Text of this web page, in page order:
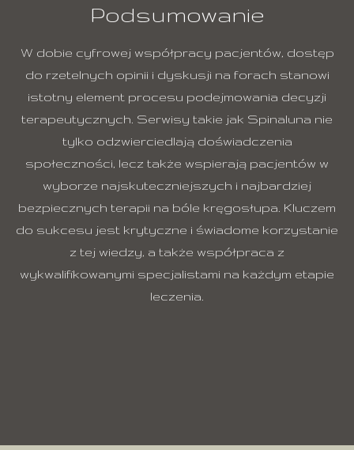
Podsumowanie
W dobie cyfrowej współpracy pacjentów, dostęp
do rzetelnych opinii i dyskusji na forach stanowi
istotny element procesu podejmowania decyzji
terapeutycznych. Serwisy takie jak Spinaluna nie
tylko odzwierciedlają doświadczenia
społeczności, lecz także wspierają pacjentów w
wyborze najskuteczniejszych i najbardziej
bezpiecznych terapii na bóle kręgosłupa. Kluczem
do sukcesu jest krytyczne i świadome korzystanie
z tej wiedzy, a także współpraca z
wykwalifikowanymi specjalistami na każdym etapie
leczenia.